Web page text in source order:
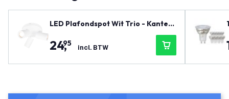
LED Plafondspot Wit Trio - Kantelb
24,
95 incl. BTW